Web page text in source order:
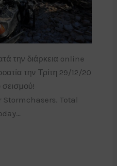
την διάρκεια online
την Τρίτη 29/12/20
Total